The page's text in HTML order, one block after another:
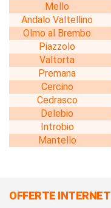
Mello
Andalo Valtellino
Olmo al Brembo
Piazzolo
Valtorta
Premana
Cercino
Cedrasco
Delebio
Introbio
Mantello
OFFERTE INTERNET